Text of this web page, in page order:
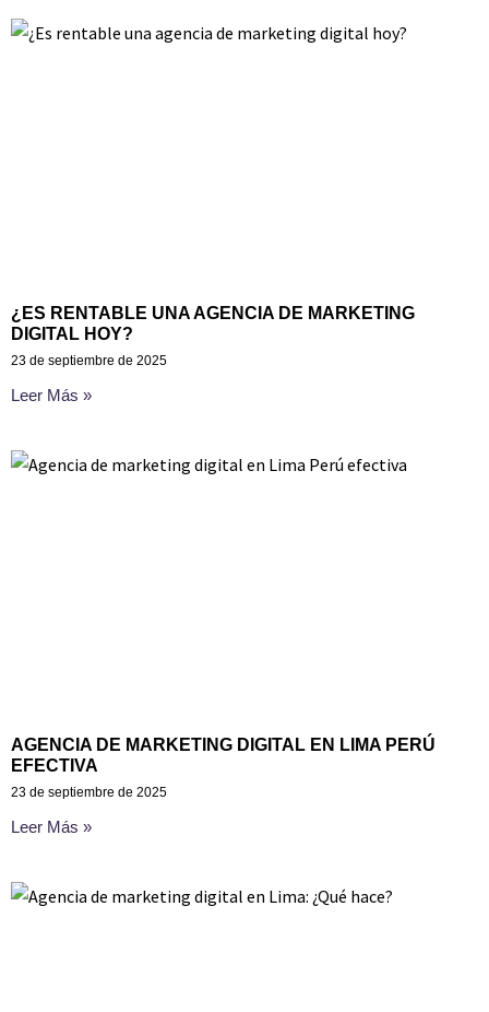
¿ES RENTABLE UNA AGENCIA DE MARKETING
DIGITAL HOY?
23 de septiembre de 2025
Leer Más »
AGENCIA DE MARKETING DIGITAL EN LIMA PERÚ
EFECTIVA
23 de septiembre de 2025
Leer Más »